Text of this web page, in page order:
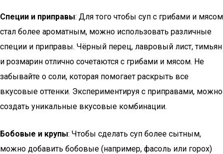
Специи и приправы: Для того чтобы суп с грибами и мясом
стал более ароматным, можно использовать различные
специи и приправы. Чёрный перец, лавровый лист, тимьян
и розмарин отлично сочетаются с грибами и мясом. Не
забывайте о соли, которая помогает раскрыть все
вкусовые оттенки. Экспериментируя с приправами, можно
создать уникальные вкусовые комбинации.
Бобовые и крупы: Чтобы сделать суп более сытным,
можно добавить бобовые (например, фасоль или горох)